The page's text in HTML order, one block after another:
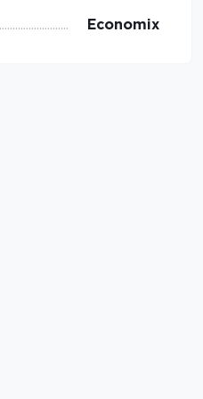
Economix
Файл A4+ глянцевий